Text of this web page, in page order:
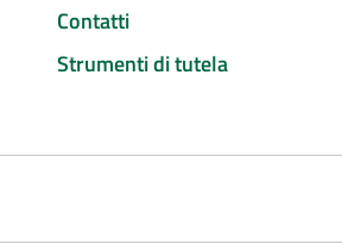
Contatti
Strumenti di tutela